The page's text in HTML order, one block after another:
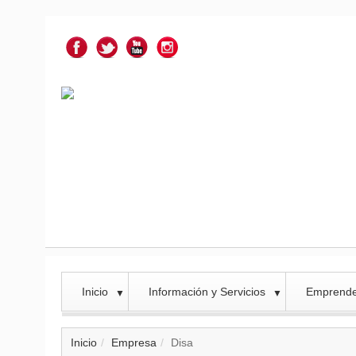
Inicio ▼ Información y Servicios ▼
Inicio Empresa Disa